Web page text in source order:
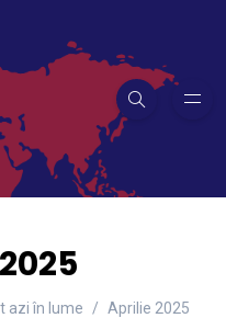
azi în lume Aprilie 2025